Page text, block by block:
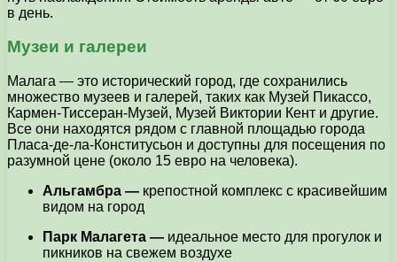
в день.
Музеи и галереи
Малага — это исторический город, где сохранились
множество музеев и галерей, таких как Музей Пикассо,
Кармен-Тиссеран-Музей, Музей Виктории Кент и другие.
Все они находятся рядом с главной площадью города
Пласа-де-ла-Конститусьон и доступны для посещения по
разумной цене (около 15 евро на человека).
Альгамбра — крепостной комплекс с красивейшим
видом на город
Парк Малагета — идеальное место для прогулок и
пикников на свежем воздухе